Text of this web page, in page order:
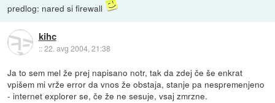
predlog: nared si firewall
kihc
::22. avg 2004, 21:38
Ja to sem mel že prej napisano notr, tak da zdej če še enkrat
vpišem mi vrže error da vnos že obstaja, stanje pa nespremenjeno
- internet explorer se, če že ne sesuje, vsaj zmrzne.